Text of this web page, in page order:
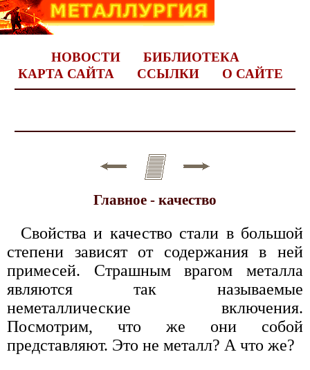
НОВОСТИ
БИБЛИОТЕКА
КАРТА САЙТА
ССЫЛКИ О САЙТЕ
Главное - качество
Свойства и качество стали в большой
степени зависят от содержания в ней
примесей. Страшным врагом металла
являются так называемые
неметаллические включения.
Посмотрим, что же они собой
представляют. Это не металл? А что же?